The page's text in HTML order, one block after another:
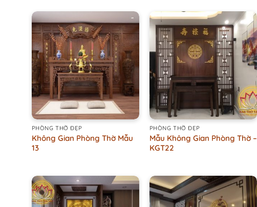
+
PHÒNG THỜ ĐẸP
Không Gian Phòng Thờ Mẫu
13
+
PHÒNG THỜ ĐẸP
Mẫu Không Gian Phòng Thờ –
KGT22